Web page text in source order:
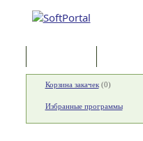
Корзина закачек(0)
Избранные программы